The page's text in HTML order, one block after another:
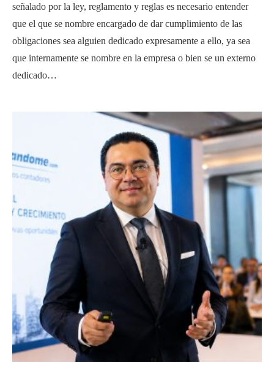
señalado por la ley, reglamento y reglas es necesario entender
que el que se nombre encargado de dar cumplimiento de las
obligaciones sea alguien dedicado expresamente a ello, ya sea
que internamente se nombre en la empresa o bien se un externo
dedicado…